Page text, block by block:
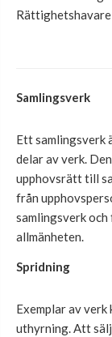
Samlingsverk
Ett samlingsverk
delar av verk.
upphovsrätt till
från
samlingsverk
allmänheten.
Spridning
Exemplar av
uthyrning. Att